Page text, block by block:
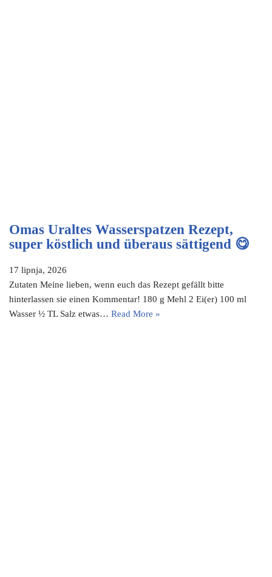
Omas Uraltes Wasserspatzen Rezept,
super köstlich und überaus sättigend 😋
17 lipnja, 2026
Zutaten Meine lieben, wenn euch das Rezept gefällt bitte
hinterlassen sie einen Kommentar! 180 g Mehl 2 Ei(er) 100 ml
Wasser ½ TL Salz etwas… Read More »